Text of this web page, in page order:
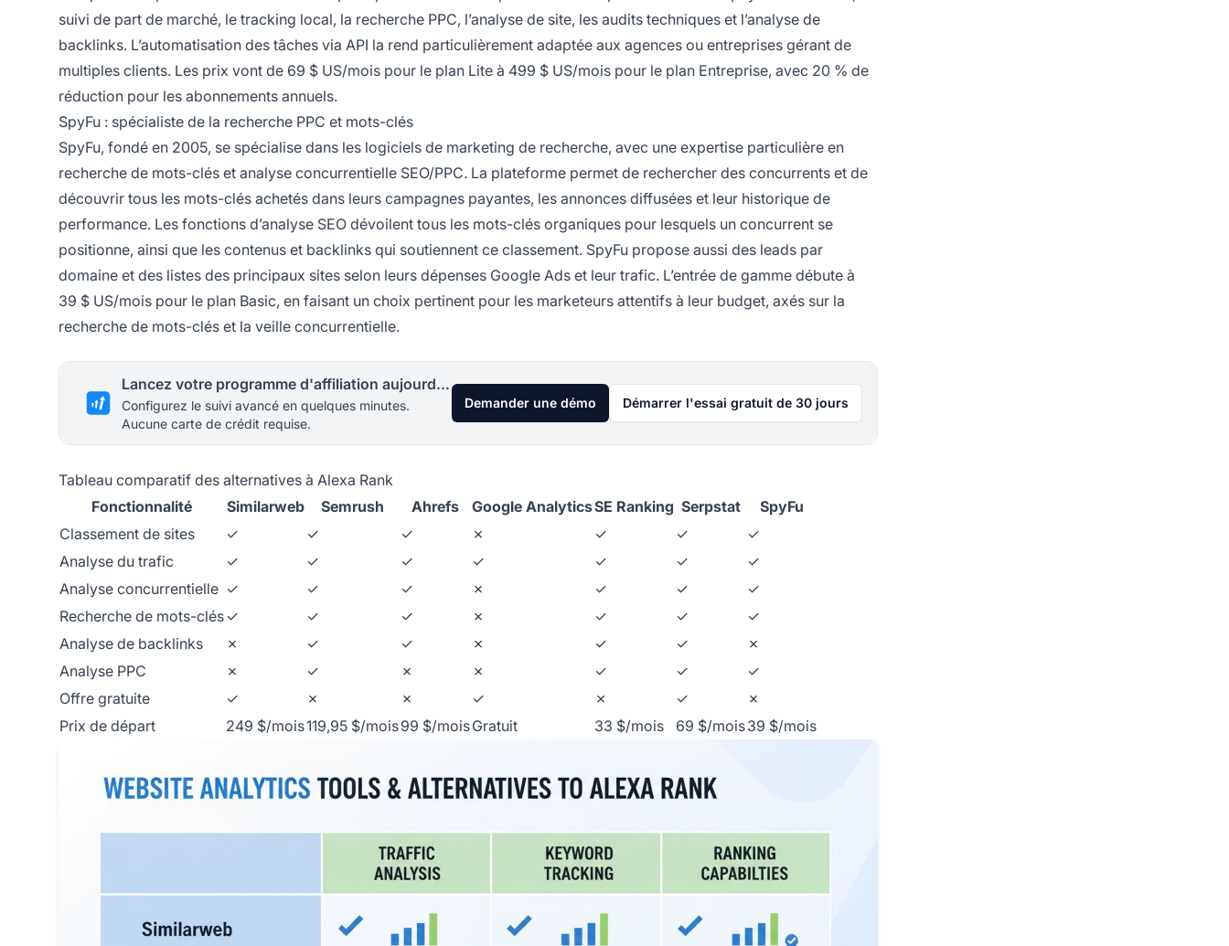
suivi de part de marché, le tracking local, la recherche PPC, l’analyse de site, les audits techniques et l’analyse de
backlinks. L’automatisation des tâches via API la rend particulièrement adaptée aux agences ou entreprises gérant de
multiples clients. Les prix vont de 69 $ US/mois pour le plan Lite à 499 $ US/mois pour le plan Entreprise, avec 20 % de
réduction pour les abonnements annuels.
SpyFu : spécialiste de la recherche PPC et mots-clés
SpyFu, fondé en 2005, se spécialise dans les logiciels de marketing de recherche, avec une expertise particulière en
recherche de mots-clés et analyse concurrentielle SEO/PPC. La plateforme permet de rechercher des concurrents et de
découvrir tous les mots-clés achetés dans leurs campagnes payantes, les annonces diffusées et leur historique de
performance. Les fonctions d’analyse SEO dévoilent tous les mots-clés organiques pour lesquels un concurrent se
positionne, ainsi que les contenus et backlinks qui soutiennent ce classement. SpyFu propose aussi des leads par
domaine et des listes des principaux sites selon leurs dépenses Google Ads et leur trafic. L’entrée de gamme débute à
39 $ US/mois pour le plan Basic, en faisant un choix pertinent pour les marketeurs attentifs à leur budget, axés sur la
recherche de mots-clés et la veille concurrentielle.
Lancez votre programme d'affiliation aujourd'hui
Configurez le suivi avancé en quelques minutes.
Aucune carte de crédit requise.
Demander une démo Démarrer l'essai gratuit de 30 jours
Tableau comparatif des alternatives à Alexa Rank
Fonctionnalité
Similarweb Semrush Ahrefs Google AnalyticsSE Ranking Serpstat
SpyFu
Classement de sites
✓ ✓ ✓ ✗ ✓ ✓
✓
Analyse du trafic
✓ ✓ ✓ ✓ ✓ ✓
✓
Analyse concurrentielle ✓ ✓ ✓ ✗ ✓ ✓
✓
Recherche de mots-clés ✓ ✓ ✓ ✗ ✓ ✓
✓
Analyse de backlinks
✗ ✓ ✓ ✗ ✓ ✓
✗
Analyse PPC
✗ ✓ ✗ ✗ ✓ ✓
✓
Offre gratuite
✓ ✗ ✗ ✓ ✗ ✓
✗
Prix de départ
249 $/mois119,95 $/mois99 $/moisGratuit 33 $/mois 69 $/mois39 $/mois